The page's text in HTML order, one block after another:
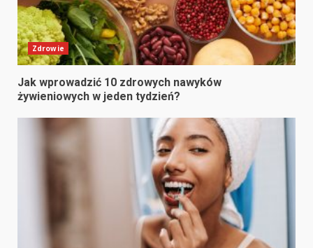
Zdrowie
Jak wprowadzić 10 zdrowych nawyków
żywieniowych w jeden tydzień?